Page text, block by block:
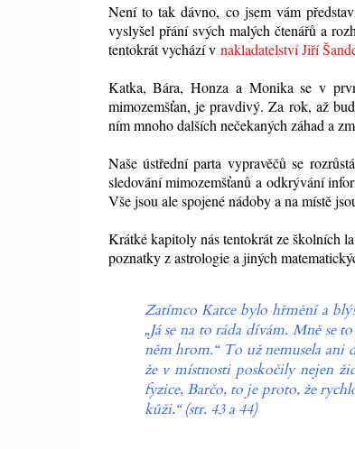
Není to tak dávno, co jsem vám
vyslyšel přání svých malých čtenářů a
tentokrát vychází v nakladatelství Jiří
Katka, Bára, Honza a Monika se v
mimozemšťan, je pravdivý. Za rok, až
ním mnoho dalších nečekaných záhad a
Naše ústřední parta vypravěčů se
sledování mimozemšťanů a odkrývání
Vše jsou ale spojené nádoby a na místě
Krátké kapitoly nás tentokrát ze školních
poznatky z astrologie a jiných
Zatímco Katce bylo hřmění a
„Já se na to ráda dívám. Mně se
něm hrom.“ To už nemusela ani
že v místnosti poskočily nejen
fyzice, Barčo, to je proto, že
kůži.“ (str. 43 a 44)